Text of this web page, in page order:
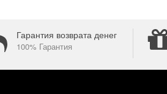
Гарантия возврата денег
100% Гарантия